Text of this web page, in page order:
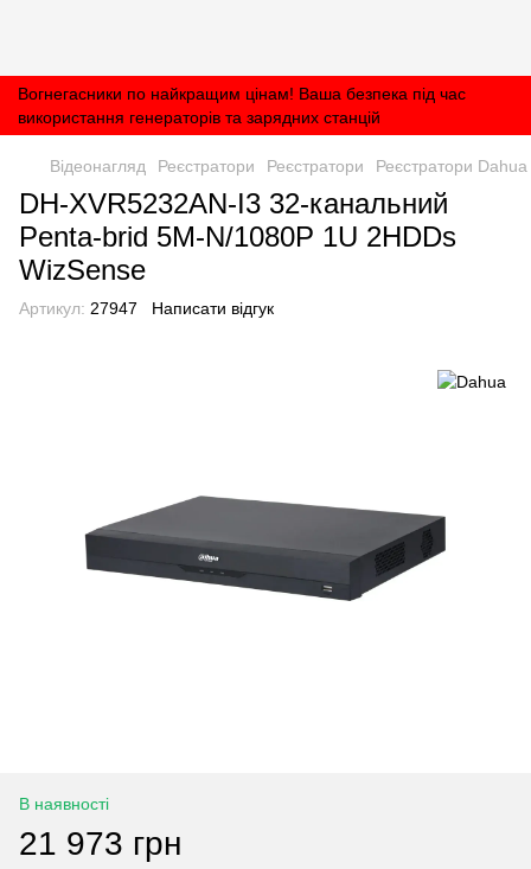
Вогнегасники по найкращим цінам! Ваша безпека під час
використання генераторів та зарядних станцій
Відеонагляд Реєстратори Реєстратори Реєстратори Dahua
DH-XVR5232AN-I3 32-канальний
Penta-brid 5M-N/1080P 1U 2HDDs
WizSense
Артикул: 27947 Написати відгук
В наявності
21 973 грн